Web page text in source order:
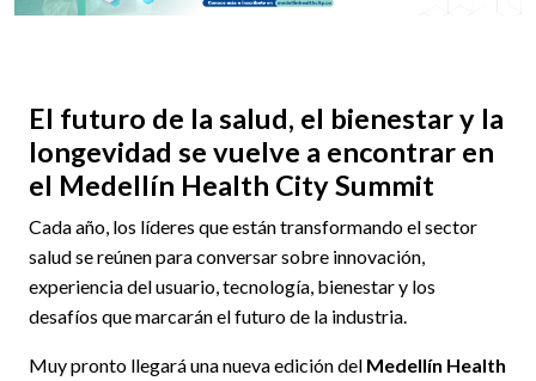
El futuro de la salud, el bienestar y la
longevidad se vuelve a encontrar en
el Medellín Health City Summit
Cada año, los líderes que están transformando el sector
salud se reúnen para conversar sobre innovación,
experiencia del usuario, tecnología, bienestar y los
desafíos que marcarán el futuro de la industria.
Muy pronto llegará una nueva edición del Medellín Health